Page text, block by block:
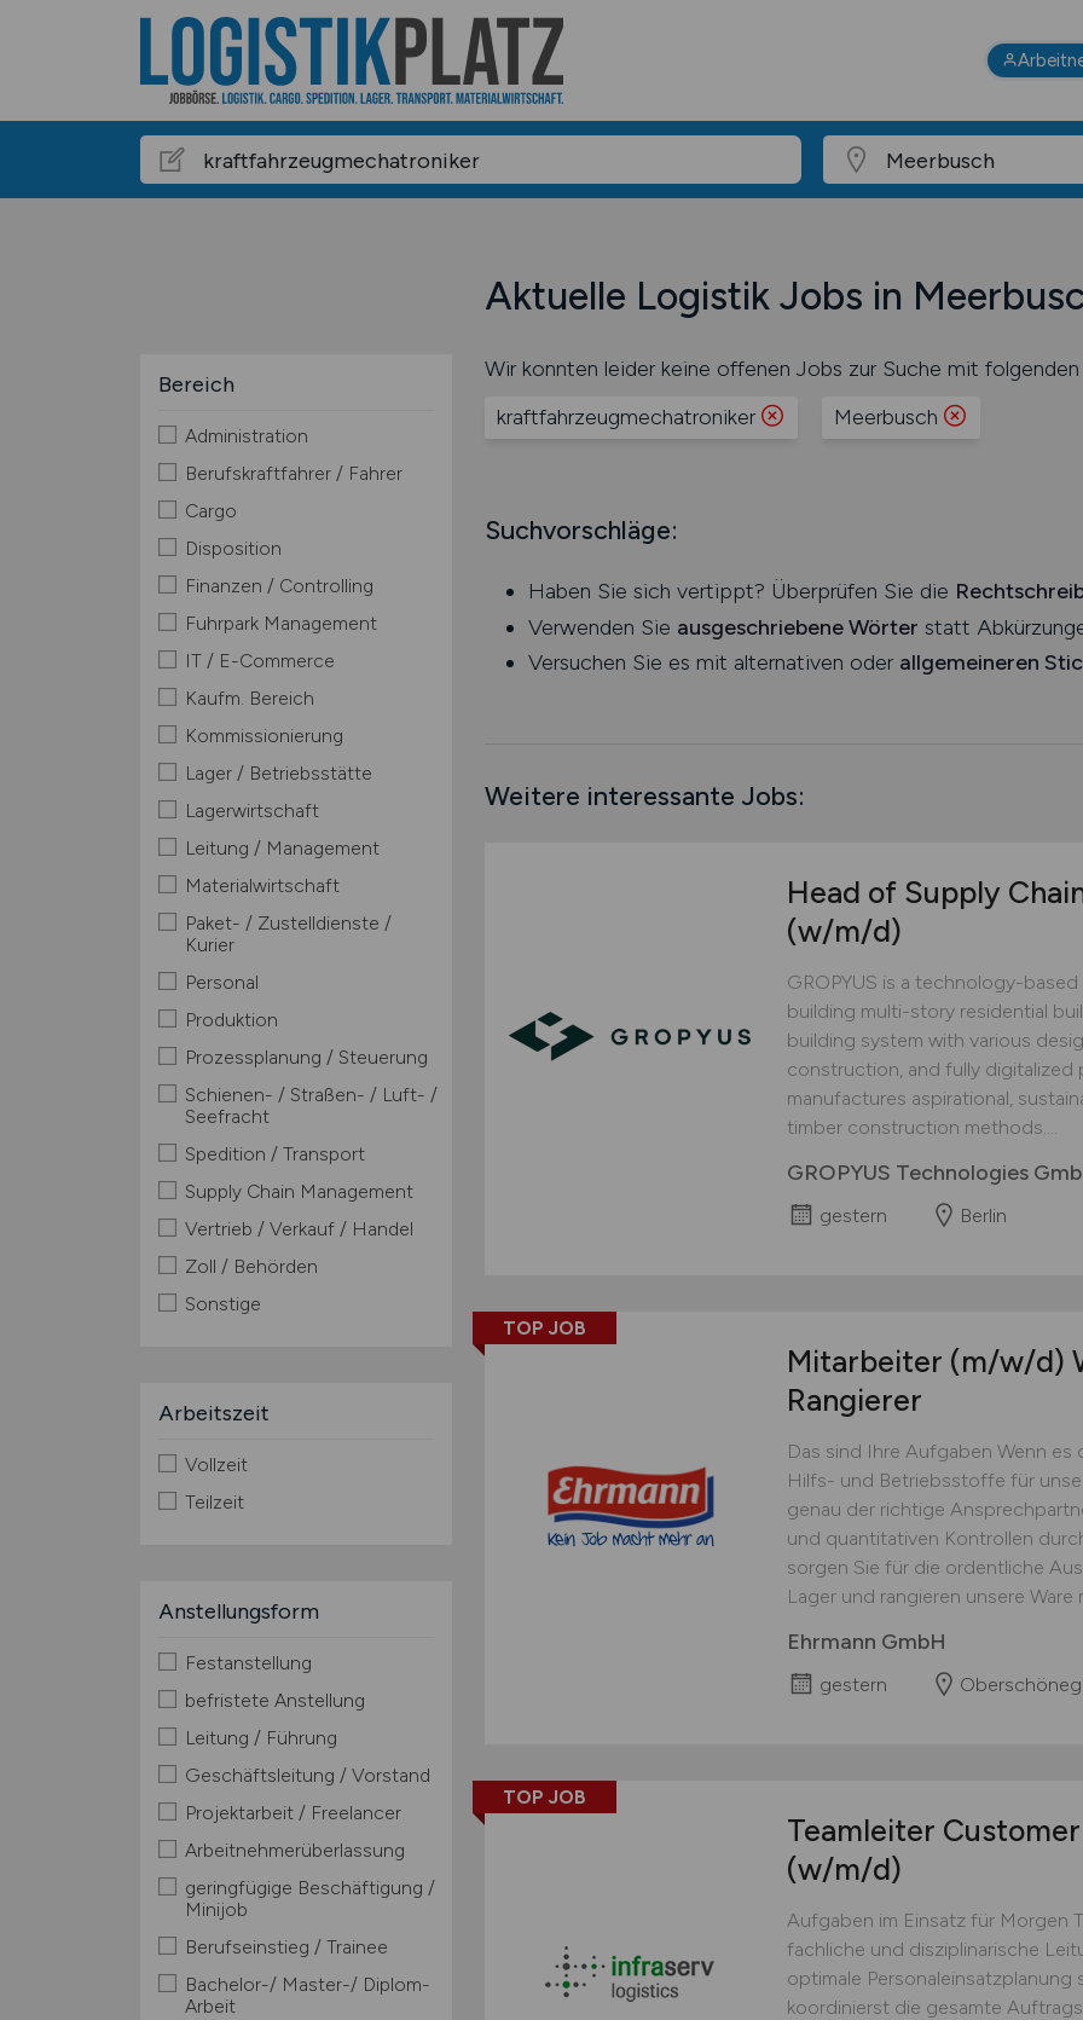
Aktuelle Logistik Jobs in
Bereich
Administration
Berufskraftfahrer / Fahrer
Cargo
Disposition
Finanzen / Controlling
Fuhrpark Management
IT / E-Commerce
Kaufm. Bereich
Kommissionierung
Lager / Betriebsstätte
Lagerwirtschaft
Leitung / Management
Materialwirtschaft
Paket- / Zustelldienste /
Kurier
Personal
Produktion
Prozessplanung / Steuerung
Schienen- / Straßen- / Luft- /
Seefracht
Spedition / Transport
Supply Chain Management
Vertrieb / Verkauf / Handel
Zoll / Behörden
Sonstige
Arbeitszeit
Vollzeit
Teilzeit
Anstellungsform
Festanstellung
befristete Anstellung
Leitung / Führung
Geschäftsleitung / Vorstand
Projektarbeit / Freelancer
Arbeitnehmerüberlassung
geringfügige Beschäftigung /
Minijob
Berufseinstieg / Trainee
Bachelor-/ Master-/ Diplom-
Arbeit
Wir konnten leider keine offenen Jobs zur Suche mit
kraftfahrzeugmechatroniker
Meerbusch
Suchvorschläge:
Haben Sie sich vertippt? Überprüfen Sie die
Verwenden Sie ausgeschriebene Wörter statt
Versuchen Sie es mit alternativen oder allgemeineren
Weitere interessante Jobs:
Head of Supply
(w/m/d)
GROPYUS is a technology-
building multi-story residential
building system with various
construction, and fully digitalized
manufactures aspirational,
timber construction methods....
GROPYUS Technologies
gestern Berlin
TOP JOB
Mitarbeiter (m/w/d)
Rangierer
Das sind Ihre Aufgaben Wenn
Hilfs- und Betriebsstoffe für
genau der richtige
und quantitativen Kontrollen
sorgen Sie für die ordentliche
Lager und rangieren unsere Ware
Ehrmann GmbH
gestern
TOP JOB
Teamleiter
(w/m/d)
Aufgaben im Einsatz für Morgen
fachliche und disziplinarische
optimale Personaleinsatzplanung
koordinierst die gesamte